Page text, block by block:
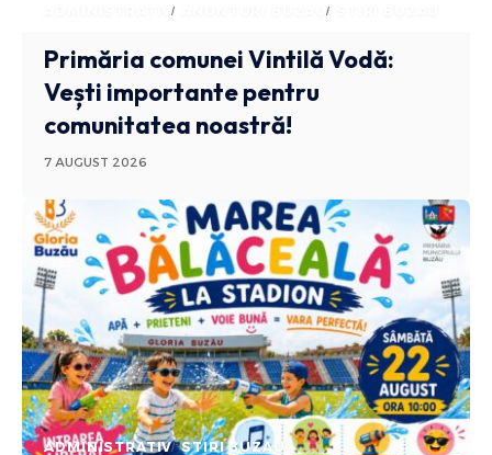
ADMINISTRATIV ANUNTURI BUZAU
Primăria comunei Vintilă Vodă:
Vești importante pentru
comunitatea noastră!
7 AUGUST 2026
ADMINISTRATIV STIRI BUZAU